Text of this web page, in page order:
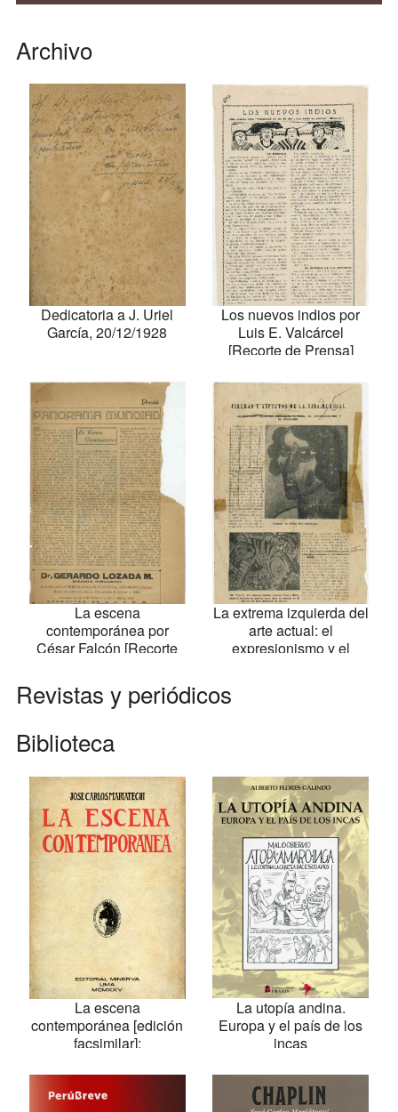
Archivo
Dedicatoria a J. Uriel
García, 20/12/1928
Los nuevos indios por
Luis E. Valcárcel
[Recorte de Prensa]
La escena
contemporánea por
César Falcón [Recorte
La extrema izquierda del
arte actual: el
expresionismo y el
Revistas y periódicos
Biblioteca
La escena
contemporánea [edición
facsimilar];
La utopía andina.
Europa y el país de los
incas